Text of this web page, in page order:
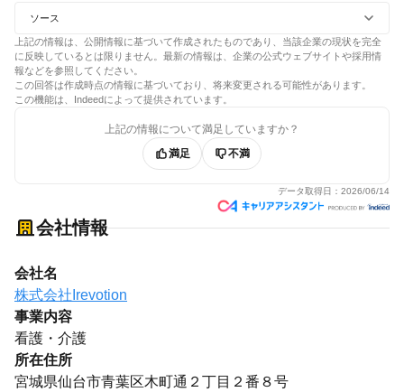
ソース
上記の情報は、公開情報に基づいて作成されたものであり、当該企業の現状を完全
に反映しているとは限りません。最新の情報は、企業の公式ウェブサイトや採用情
報などを参照してください。
この回答は作成時点の情報に基づいており、将来変更される可能性があります。
この機能は、Indeedによって提供されています。
上記の情報について満足していますか？
満足
不満
データ取得日： 2026/06/14
会社情報
会社名
株式会社Irevotion
事業内容
看護・介護
所在住所
宮城県仙台市青葉区木町通２丁目２番８号